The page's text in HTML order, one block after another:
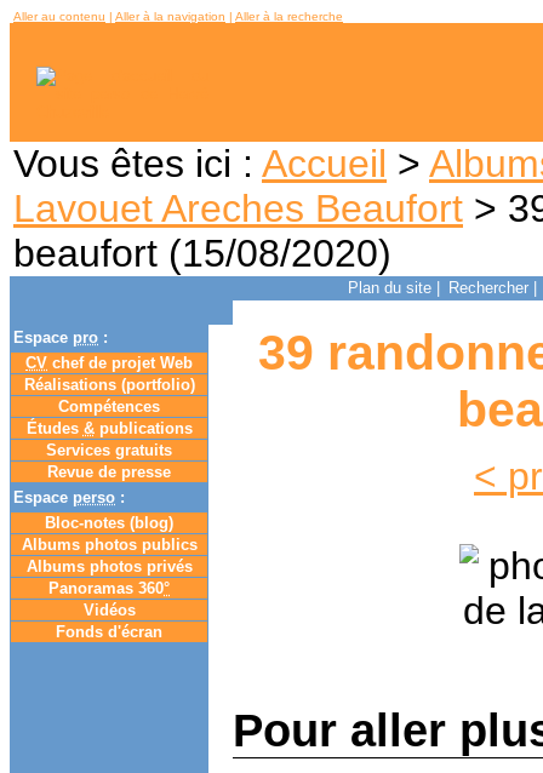
Aller au contenu | Aller à la navigation | Aller à la recherche
Vous êtes ici : Accueil >
Lavouet Areches Beaufort >
beaufort (15/08/2020)
Plan du site Rechercher
Espace pro :
CV chef de projet Web
Réalisations (portfolio)
Compétences
Études &publications
Services gratuits
Revue de presse
Espace perso :
Bloc-notes (blog)
Albums photos publics
Albums photos privés
Panoramas 360°
Vidéos
Fonds d'écran
39
<
Pour aller